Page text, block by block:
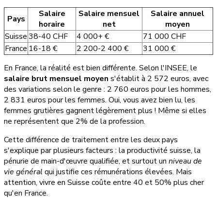
Pays
Salaire
horaire
Salaire mensuel
net
Salaire annuel
moyen
Suisse38-40 CHF 4 000+ €
71 000 CHF
France 16-18 € 2 200-2 400 €
31 000 €
En France, la réalité est bien différente. Selon l'INSEE, le
salaire brut mensuel moyen s'établit à 2 572 euros, avec
des variations selon le genre : 2 760 euros pour les hommes,
2 831 euros pour les femmes. Oui, vous avez bien lu, les
femmes grutières gagnent légèrement plus ! Même si elles
ne représentent que 2% de la profession.
Cette différence de traitement entre les deux pays
s'explique par plusieurs facteurs : la productivité suisse, la
pénurie de main-d'œuvre qualifiée, et surtout un niveau de
vie général qui justifie ces rémunérations élevées. Mais
attention, vivre en Suisse coûte entre 40 et 50% plus cher
qu'en France.